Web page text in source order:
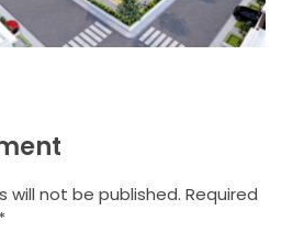
will not be published. Required